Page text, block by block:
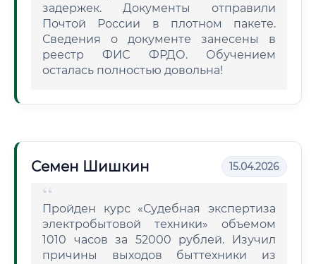
задержек. Документы отправили
Почтой России в плотном пакете.
Сведения о документе занесены в
реестр ФИС ФРДО. Обучением
осталась полностью довольна!
Семен Шишкин 15.04.2026
Пройден курс «Судебная экспертиза
электробытовой техники» объемом
1010 часов за 52000 рублей. Изучил
причины выходов быттехники из